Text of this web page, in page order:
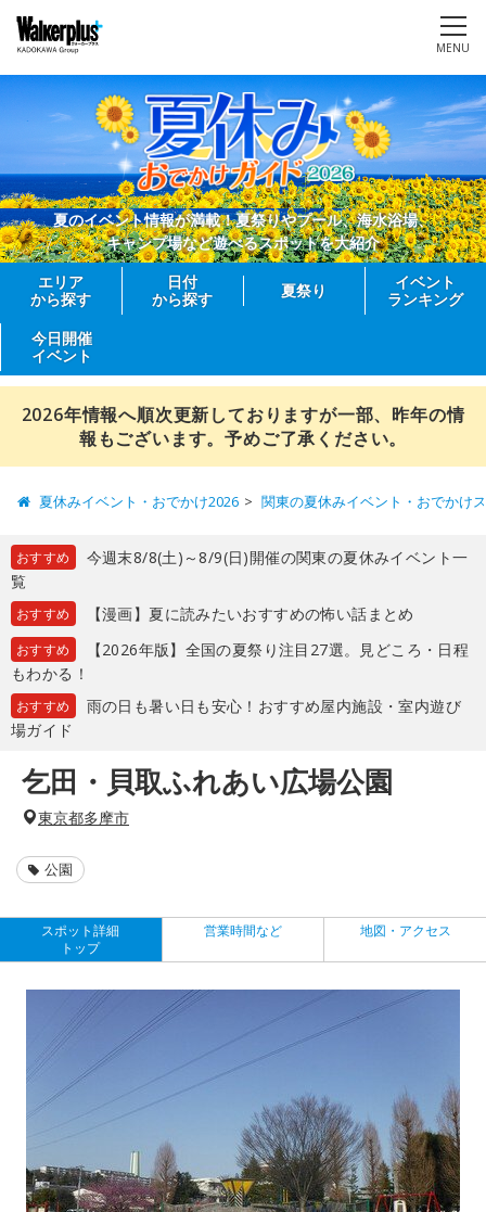
MENU
夏のイベント情報が満載！夏祭りやプール、海水浴場、
キャンプ場など遊べるスポットを大紹介
エリア
から探す
日付
から探す
夏祭り
イベント
ランキング
今日開催
イベント
2026年情報へ順次更新しておりますが一部、昨年の情
報もございます。予めご了承ください。
夏休みイベント・おでかけ2026 関東の夏休みイベント・おでかけ
おすすめ
今週末8/8(土)～8/9(日)開催の関東の夏休みイベント一
覧
おすすめ 【漫画】夏に読みたいおすすめの怖い話まとめ
おすすめ
【2026年版】全国の夏祭り注目27選。見どころ・日程
もわかる！
おすすめ
雨の日も暑い日も安心！おすすめ屋内施設・室内遊び
場ガイド
乞田・貝取ふれあい広場公園
東京都多摩市
公園
スポット詳細
トップ
営業時間など 地図・アクセス